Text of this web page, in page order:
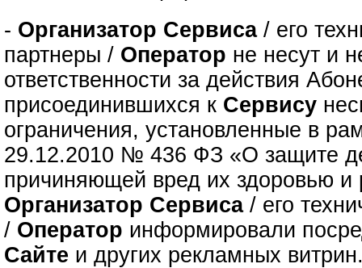
- Организатор Сервиса/ его
партнеры / Оператор не несут и
ответственности за действия
присоединившихся к Сервису
ограничения, установленные в
29.12.2010 № 436 ФЗ «О защите
причиняющей вред их здоровью и
Организатор Сервиса/ его
/ Оператор информировали
Сайте и других рекламных